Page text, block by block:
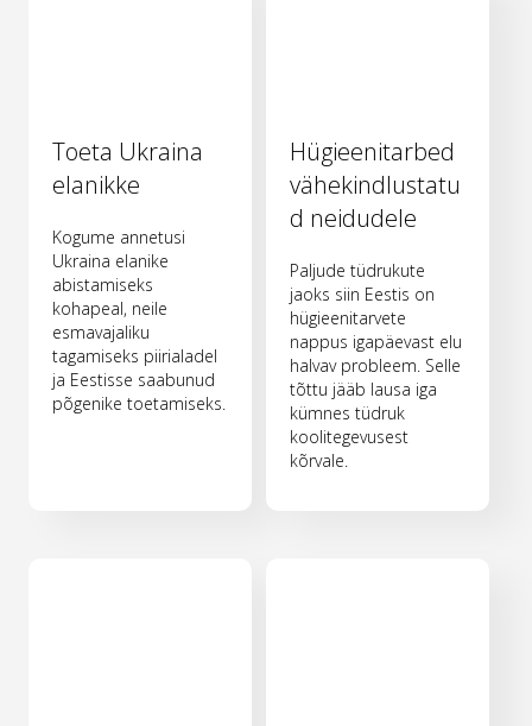
Toeta Ukraina
elanikke
Kogume annetusi
Ukraina elanike
abistamiseks
kohapeal, neile
esmavajaliku
tagamiseks piirialadel
ja Eestisse saabunud
põgenike toetamiseks.
Hügieenitarbed
vähekindlustatu
d neidudele
Paljude tüdrukute
jaoks siin Eestis on
hügieenitarvete
nappus igapäevast elu
halvav probleem. Selle
tõttu jääb lausa iga
kümnes tüdruk
koolitegevusest
kõrvale.